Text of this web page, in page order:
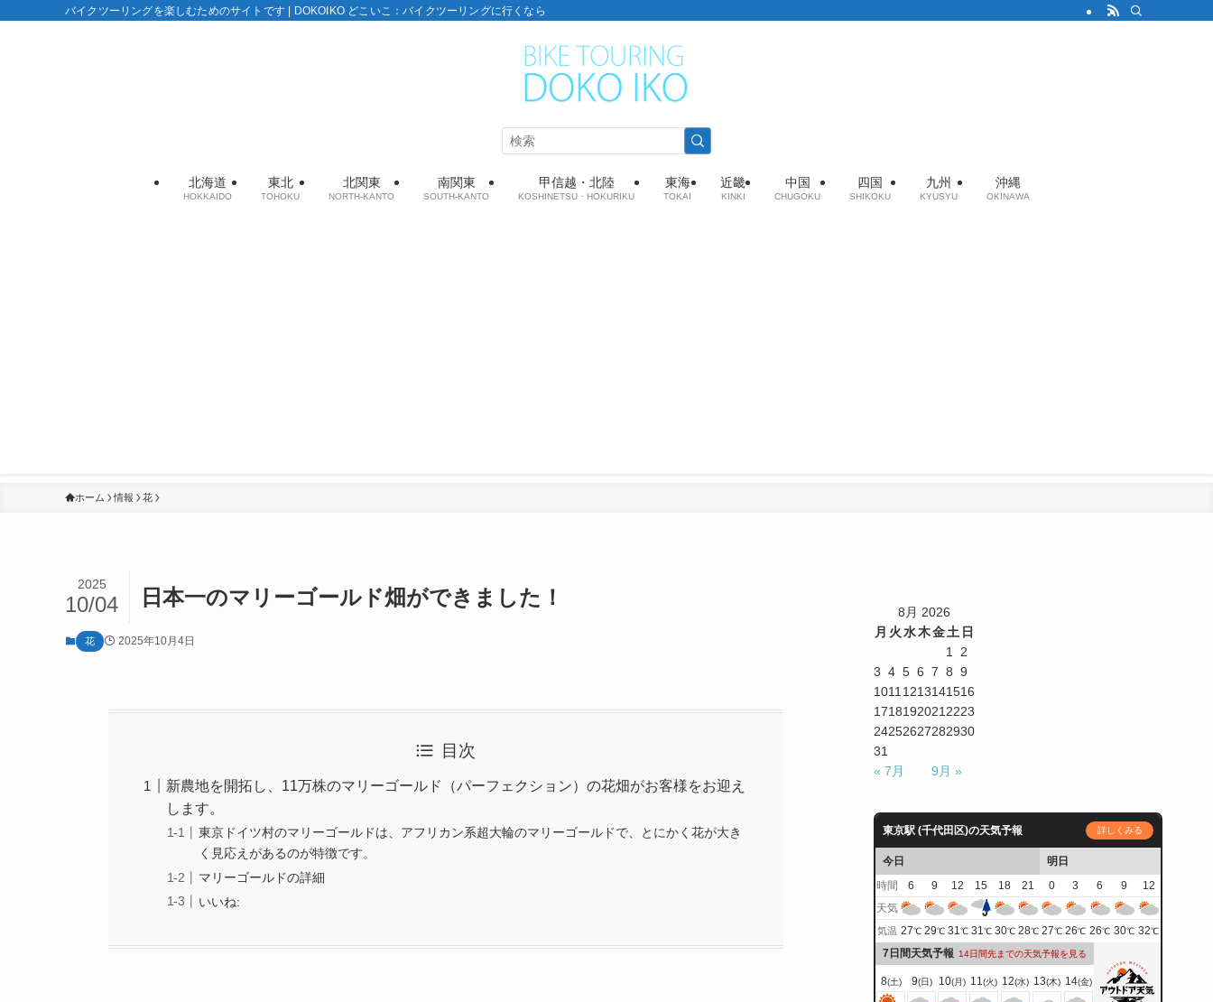
バイクツーリングを楽しむためのサイトです | DOKOIKO どこいこ：バイクツーリングに行くなら
北海道
HOKKAIDO
東北
TOHOKU
北関東
NORTH-KANTO
南関東
SOUTH-KANTO
甲信越・北陸
KOSHINETSU・HOKURIKU
東海
TOKAI
近畿
KINKI
中国
CHUGOKU
四国
SHIKOKU
九州
KYUSYU
沖縄
OKINAWA
ホーム 情報 花
日本一のマリーゴールド畑ができました！
2025
10/04
花 2025年10月4日
目次
新農地を開拓し、11万株のマリーゴールド（パーフェクション）の花畑がお客様をお迎え
します。
東京ドイツ村のマリーゴールドは、アフリカン系超大輪のマリーゴールドで、とにかく花が大き
く見応えがあるのが特徴です。
マリーゴールドの詳細
いいね:
8月 2026
月 火水木金土 日
1
2
3 4 5 6 7 8 9
1011 1213141516
1718192021 2223
24252627282930
31
« 7月
9月 »
東京駅 (千代田区)の天気予報 詳しくみる
今日
明日
時間
6 9 12 15 18 21 0 3 6 9
12
天気
気温 27℃ 29℃ 31℃ 31℃ 30℃ 28℃ 27℃ 26℃ 26℃ 30℃ 32℃
7日間天気予報 14日間先までの天気予報を見る
8(土) 9(日) 10(月) 11(火) 12(水) 13(木) 14(金)